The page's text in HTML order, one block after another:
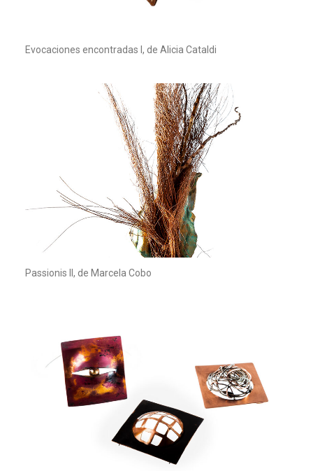
Evocaciones encontradas I, de Alicia Cataldi
Passionis II, de Marcela Cobo